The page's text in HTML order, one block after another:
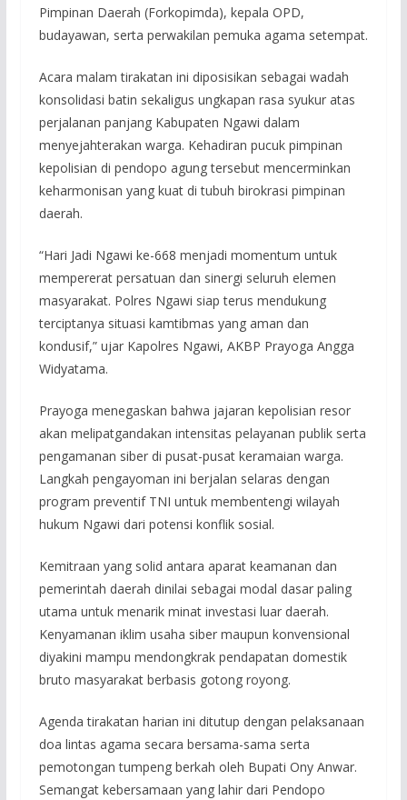
Pimpinan Daerah (Forkopimda), kepala OPD,
budayawan, serta perwakilan pemuka agama setempat.
Acara malam tirakatan ini diposisikan sebagai wadah
konsolidasi batin sekaligus ungkapan rasa syukur atas
perjalanan panjang Kabupaten Ngawi dalam
menyejahterakan warga. Kehadiran pucuk pimpinan
kepolisian di pendopo agung tersebut mencerminkan
keharmonisan yang kuat di tubuh birokrasi pimpinan
daerah.
“Hari Jadi Ngawi ke-668 menjadi momentum untuk
mempererat persatuan dan sinergi seluruh elemen
masyarakat. Polres Ngawi siap terus mendukung
terciptanya situasi kamtibmas yang aman dan
kondusif,” ujar Kapolres Ngawi, AKBP Prayoga Angga
Widyatama.
Prayoga menegaskan bahwa jajaran kepolisian resor
akan melipatgandakan intensitas pelayanan publik serta
pengamanan siber di pusat-pusat keramaian warga.
Langkah pengayoman ini berjalan selaras dengan
program preventif TNI untuk membentengi wilayah
hukum Ngawi dari potensi konflik sosial.
Kemitraan yang solid antara aparat keamanan dan
pemerintah daerah dinilai sebagai modal dasar paling
utama untuk menarik minat investasi luar daerah.
Kenyamanan iklim usaha siber maupun konvensional
diyakini mampu mendongkrak pendapatan domestik
bruto masyarakat berbasis gotong royong.
Agenda tirakatan harian ini ditutup dengan pelaksanaan
doa lintas agama secara bersama-sama serta
pemotongan tumpeng berkah oleh Bupati Ony Anwar.
Semangat kebersamaan yang lahir dari Pendopo